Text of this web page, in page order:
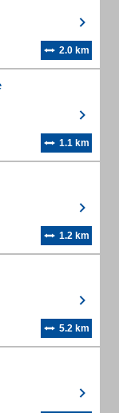
2.0 km
1.1 km
1.2 km
5.2 km